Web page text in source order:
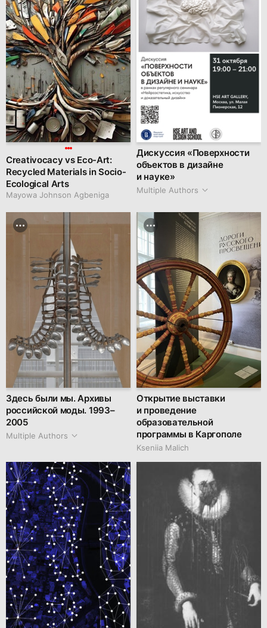
Creativocacy vs Eco-Art:
Recycled Materials in Socio-
Ecological Arts
Mayowa Johnson Agbeniga
Дискуссия «Поверхности
объектов в дизайне
и науке»
Multiple Authors
Здесь были мы. Архивы
российской моды. 1993–
2005
Multiple Authors
Открытие выставки
и проведение
образовательной
программы в Каргополе
Kseniia Malich